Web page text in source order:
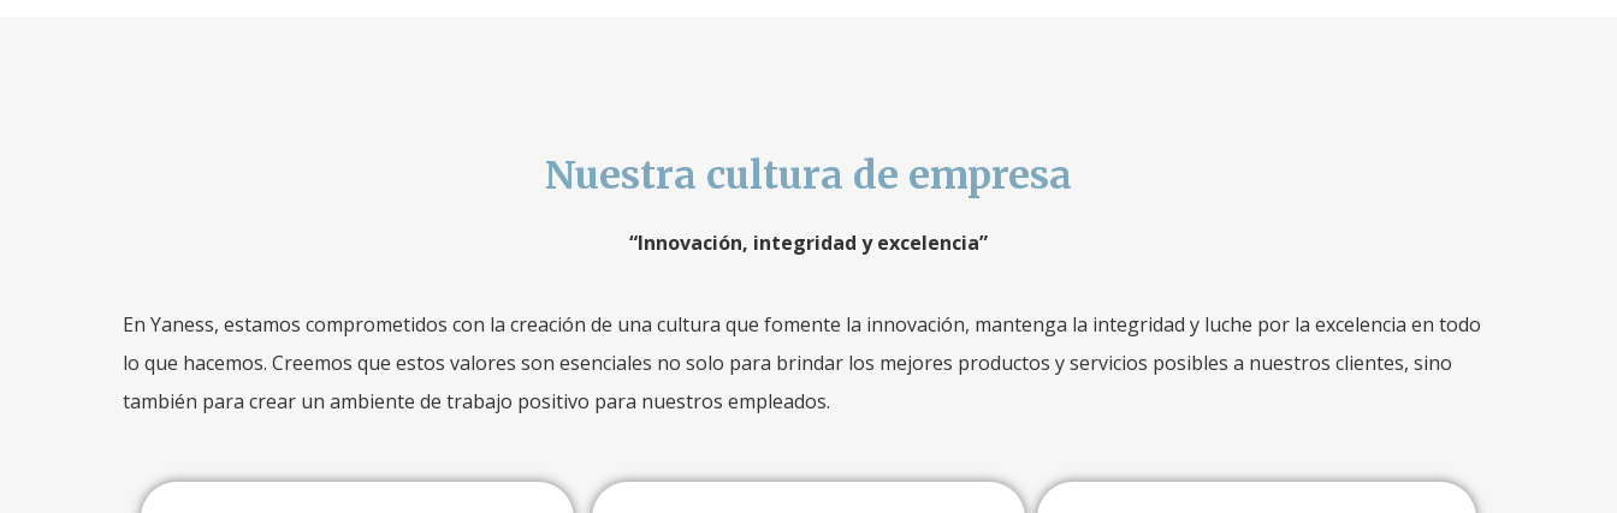
Nuestra cultura de empresa
“Innovación, integridad y excelencia”
En Yaness, estamos comprometidos con la creación de una cultura que fomente la innovación, mantenga la integridad y luche por la excelencia en todo
lo que hacemos. Creemos que estos valores son esenciales no solo para brindar los mejores productos y servicios posibles a nuestros clientes, sino
también para crear un ambiente de trabajo positivo para nuestros empleados.